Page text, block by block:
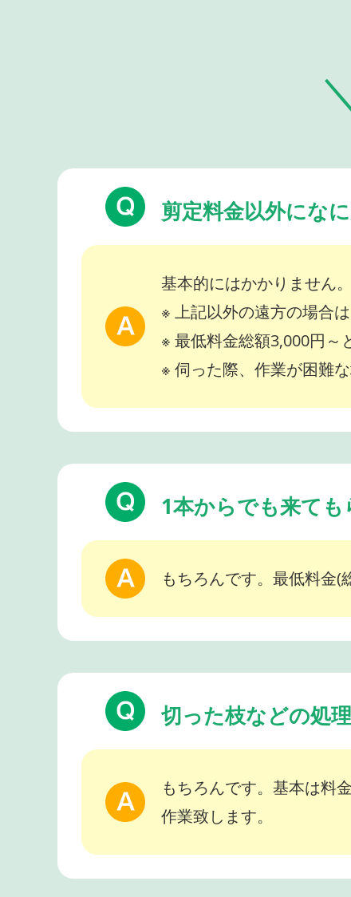
剪定料金以外にな
基本的にはかかりません
※ 上記以外の遠方の場合
※ 最低料金総額3,000円～
※ 伺った際、作業が困難
1本からでも来て
もちろんです。最低料金(
切った枝などの処
もちろんです。基本は料
作業致します。